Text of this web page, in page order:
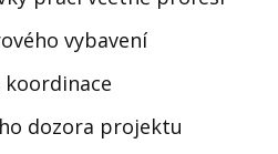
vybavení
dozora projektu